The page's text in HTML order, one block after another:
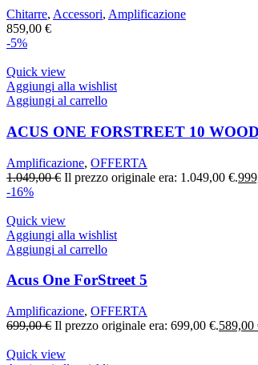
Chitarre, Accessori, Amplificazione
859,00 €
-5%
Quick view
Aggiungi alla wishlist
Aggiungi al carrello
ACUS ONE FORSTREET 10 WOOD
Amplificazione, OFFERTA
1.049,00€ Il prezzo originale era: 1.049,00 €.
-16%
Quick view
Aggiungi alla wishlist
Aggiungi al carrello
Acus One ForStreet 5
Amplificazione, OFFERTA
699,00€ Il prezzo originale era: 699,00 €.589,00
Quick view